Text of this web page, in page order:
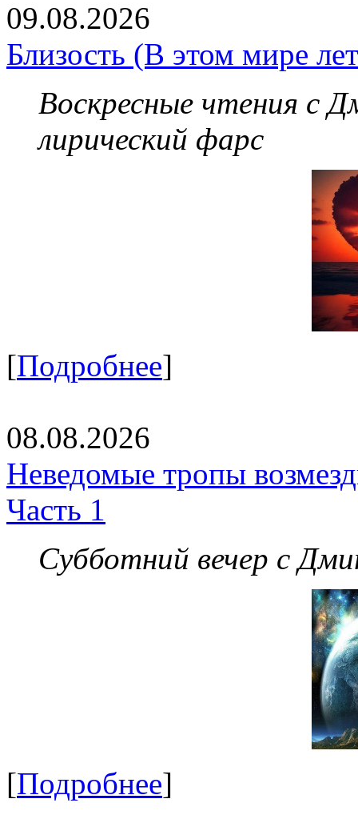
09.08.2026
Близость (В этом мире
Воскресные чтения с
лирический фарс
[Подробнее]
08.08.2026
Неведомые тропы
Часть 1
Субботний вечер с
[Подробнее]